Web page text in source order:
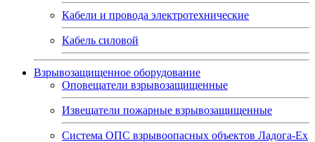
Кабели и провода электротехнические
Кабель силовой
Взрывозащищенное оборудование
Оповещатели взрывозащищенные
Извещатели пожарные взрывозащищенные
Система ОПС взрывоопасных объектов Ладога-Ex